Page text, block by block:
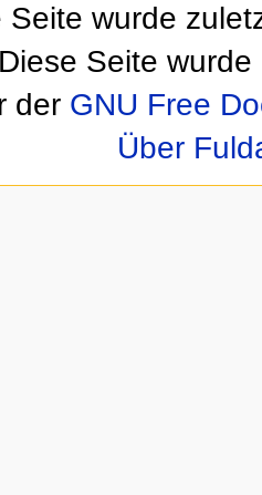
Seite wurde
Diese Seite
der GNU Free
Über